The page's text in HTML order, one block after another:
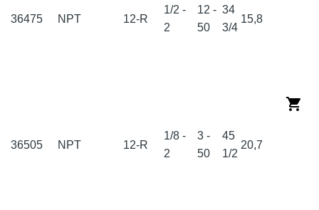
36475 NPT 12-R
1/2 -
2
12 -
50
34
3/4
15,8
36505 NPT 12-R
1/8 -
2
3 -
50
45
1/2
20,7